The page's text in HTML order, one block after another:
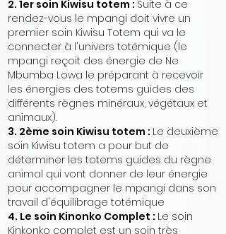
2. 1er soin Kiwisu totem : Suite à ce
rendez-vous le mpangi doit vivre un
premier soin Kiwisu Totem qui va le
connecter à l'univers totémique (le
mpangi reçoit des énergie de Ne
Mbumba Lowa le préparant à recevoir
les énergies des totems guides des
différents règnes minéraux, végétaux et
animaux).
3. 2ème soin Kiwisu totem : Le deuxième
soin Kiwisu totem a pour but de
déterminer les totems guides du règne
animal qui vont donner de leur énergie
pour accompagner le mpangi dans son
travail d'équilibrage totémique
4. Le soin Kinonko Complet : Le soin
Kinkonko complet est un soin très